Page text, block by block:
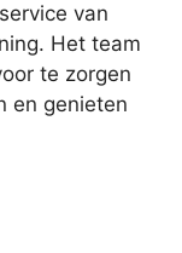
van
Het team
te zorgen
en genieten